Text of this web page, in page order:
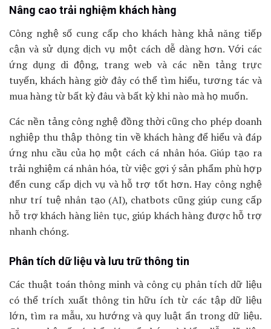
Nâng cao trải nghiệm khách hàng
Công nghệ số cung cấp cho khách hàng khả năng tiếp
cận và sử dụng dịch vụ một cách dễ dàng hơn. Với các
ứng dụng di động, trang web và các nền tảng trực
tuyến, khách hàng giờ đây có thể tìm hiểu, tương tác và
mua hàng từ bất kỳ đâu và bất kỳ khi nào mà họ muốn.
Các nền tảng công nghệ đồng thời cũng cho phép doanh
nghiệp thu thập thông tin về khách hàng để hiểu và đáp
ứng nhu cầu của họ một cách cá nhân hóa. Giúp tạo ra
trải nghiệm cá nhân hóa, từ việc gợi ý sản phẩm phù hợp
đến cung cấp dịch vụ và hỗ trợ tốt hơn. Hay công nghệ
như trí tuệ nhân tạo (AI), chatbots cũng giúp cung cấp
hỗ trợ khách hàng liên tục, giúp khách hàng được hỗ trợ
nhanh chóng.
Phân tích dữ liệu và lưu trữ thông tin
Các thuật toán thông minh và công cụ phân tích dữ liệu
có thể trích xuất thông tin hữu ích từ các tập dữ liệu
lớn, tìm ra mẫu, xu hướng và quy luật ẩn trong dữ liệu.